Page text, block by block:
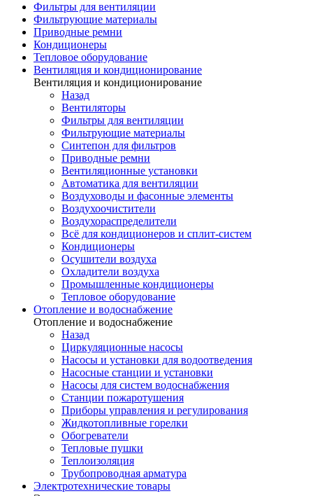
Фильтры для вентиляции
Фильтрующие материалы
Приводные ремни
Кондиционеры
Тепловое оборудование
Вентиляция и кондиционирование
Вентиляция и кондиционирование
Назад
Вентиляторы
Фильтры для вентиляции
Фильтрующие материалы
Синтепон для фильтров
Приводные ремни
Вентиляционные установки
Автоматика для вентиляции
Воздуховоды и фасонные элементы
Воздухоочистители
Воздухораспределители
Всё для кондиционеров и сплит-систем
Кондиционеры
Осушители воздуха
Охладители воздуха
Промышленные кондиционеры
Тепловое оборудование
Отопление и водоснабжение
Отопление и водоснабжение
Назад
Циркуляционные насосы
Насосы и установки для водоотведения
Насосные станции и установки
Насосы для систем водоснабжения
Станции пожаротушения
Приборы управления и регулирования
Жидкотопливные горелки
Обогреватели
Тепловые пушки
Теплоизоляция
Трубопроводная арматура
Электротехнические товары